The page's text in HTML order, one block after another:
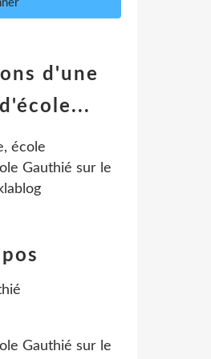
d'une
école
Gauthié sur le
Gauthié sur le